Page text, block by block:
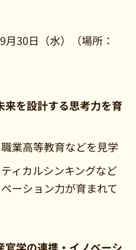
30日（水）（場所：
を設計する思考力を育
業高等教育などを見学
ィカルシンキングなど
ーション力が育まれて
学の連携・イノベーシ